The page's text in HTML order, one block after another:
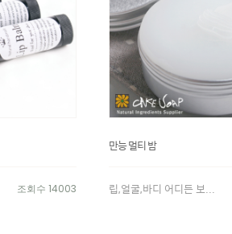
조회수 14003
만능 멀티 밤
립,얼굴,바디 어디든 보...